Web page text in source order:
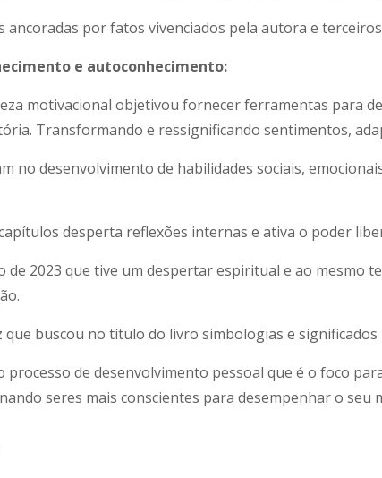
ancoradas por fatos vivenciados pela autora e
e autoconhecimento:
motivacional objetivou fornecer ferramentas para
Transformando e ressignificando sentimentos,
no desenvolvimento de habilidades sociais,
desperta reflexões internas e ativa o poder
de 2023 que tive um despertar espiritual e ao mesmo
que buscou no título do livro simbologias e
processo de desenvolvimento pessoal que é o foco
seres mais conscientes para desempenhar o